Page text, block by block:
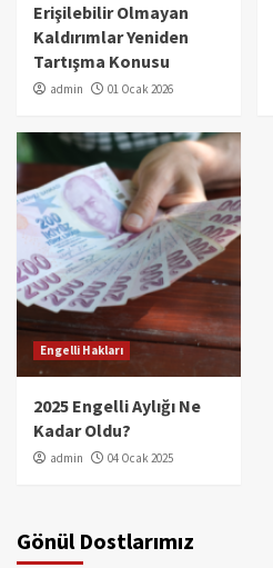
Erişilebilir Olmayan
Kaldırımlar Yeniden
Tartışma Konusu
admin 01 Ocak 2026
Engelli Hakları
2025 Engelli Aylığı Ne
Kadar Oldu?
admin 04 Ocak 2025
Gönül Dostlarımız